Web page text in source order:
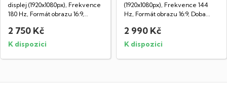
displej (1920x1080px), Frekvence
180 Hz, Formát obrazu 16:9,
2 750 Kč
K dispozici
(1920x1080px), Frekvence 144
Hz, Formát obrazu 16:9, Doba...
2 990 Kč
K dispozici